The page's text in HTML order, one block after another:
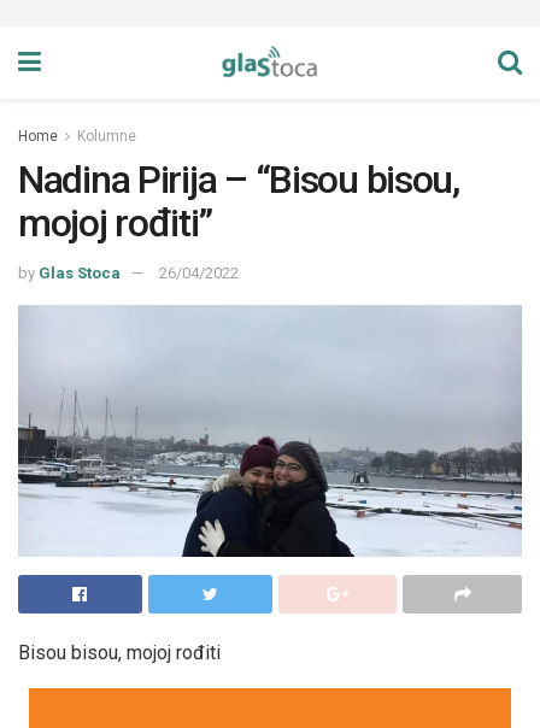
Home Kolumne
Nadina Pirija – “Bisou bisou,
mojoj rođiti”
by Glas Stoca 26/04/2022
Bisou bisou, mojoj rođiti